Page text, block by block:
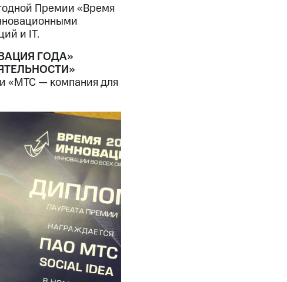
Премии «Время
и IТ.
ГОДА»
— компания для